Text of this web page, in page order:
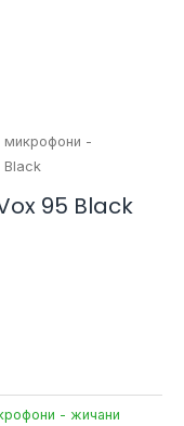
микрофони -
Black
95 Black
- жичани